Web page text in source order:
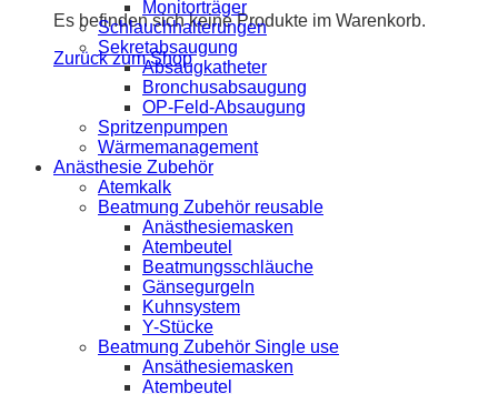
Es befinden sich keine Produkte im Warenkorb.
Zurück zum Shop
Monitorträger
Schlauchhalterungen
Sekretabsaugung
Absaugkatheter
Bronchusabsaugung
OP-Feld-Absaugung
Spritzenpumpen
Wärmemanagement
Anästhesie Zubehör
Atemkalk
Beatmung Zubehör reusable
Anästhesiemasken
Atembeutel
Beatmungsschläuche
Gänsegurgeln
Kuhnsystem
Y-Stücke
Beatmung Zubehör Single use
Ansäthesiemasken
Atembeutel